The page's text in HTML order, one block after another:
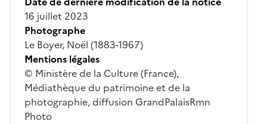
16 juillet 2023
Photographe
Le Boyer, Noël (1883-1967)
Mentions légales
© Ministère de la Culture (France),
Médiathèque du patrimoine et de la
photographie, diffusion GrandPalaisRmn
Photo